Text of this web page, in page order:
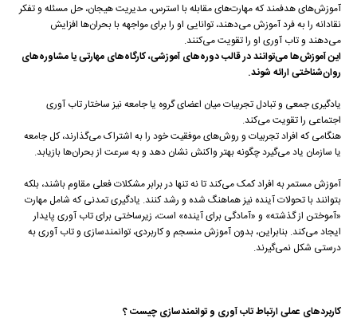
آموزش‌های هدفمند که مهارت‌های مقابله با استرس، مدیریت هیجان، حل مسئله و تفکر
نقادانه را به فرد آموزش می‌دهند، توانایی او را برای مواجهه با بحران‌ها افزایش
می‌دهند و تاب آوری او را تقویت می‌کنند.
این آموزش‌ها می‌توانند در قالب دوره‌های آموزشی، کارگاه‌های مهارتی یا مشاوره‌های
روان‌شناختی ارائه شوند.
یادگیری جمعی و تبادل تجربیات میان اعضای گروه یا جامعه نیز ساختار تاب آوری
اجتماعی را تقویت می‌کند.
هنگامی که افراد تجربیات و روش‌های موفقیت خود را به اشتراک می‌گذارند، کل جامعه
یا سازمان یاد می‌گیرد چگونه بهتر واکنش نشان دهد و به سرعت از بحران‌ها بازیابد.
آموزش مستمر به افراد کمک می‌کند تا نه تنها در برابر مشکلات فعلی مقاوم باشند، بلکه
بتوانند با تحولات آینده نیز هماهنگ شده و رشد کنند. یادگیری تمدنی که شامل مهارت
«آموختن از گذشته» و «آمادگی برای آینده» است، زیرساختی برای تاب آوری پایدار
ایجاد می‌کند. بنابراین، بدون آموزش منسجم و کاربردی، توانمندسازی و تاب آوری به
درستی شکل نمی‌گیرند.
کاربردهای عملی ارتباط تاب آوری و توانمندسازی چیست ؟